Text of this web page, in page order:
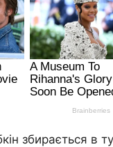
збирається в